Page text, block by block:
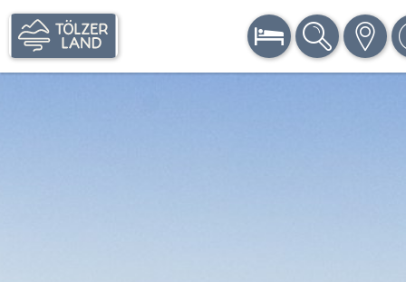
BUCHEN SUCHE KARTE